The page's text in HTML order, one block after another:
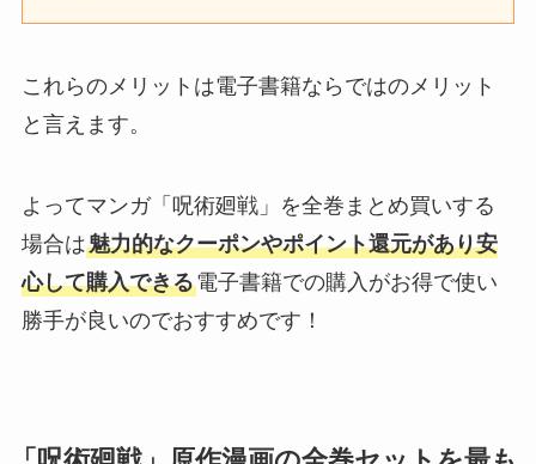
これらのメリットは電子書籍ならではのメリット
と言えます。
よってマンガ「呪術廻戦」を全巻まとめ買いする
場合は魅力的なクーポンやポイント還元があり安
心して購入できる電子書籍での購入がお得で使い
勝手が良いのでおすすめです！